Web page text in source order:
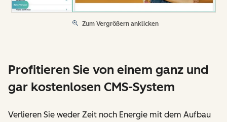
Zum Vergrößern anklicken
Profitieren Sie von einem ganz und
gar kostenlosen CMS-System
Verlieren Sie weder Zeit noch Energie mit dem Aufbau